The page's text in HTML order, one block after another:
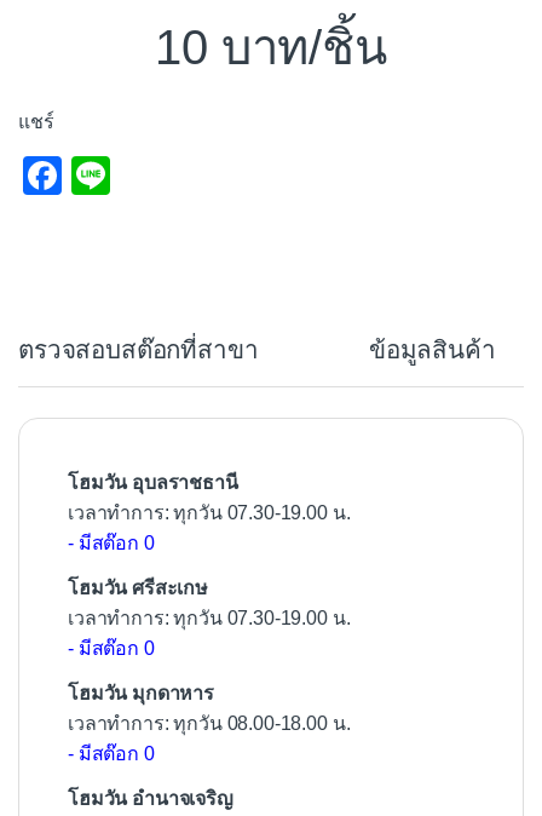
10 /ชิ้น
แชร์
F
o
o
ตรวจสอบสต๊อกที่สาขา ข้อมูลสินค้า
โฮมวัน อุบลราชธานี
เวลาทำการ: ทุกวัน 07.30-19.00 น.
- มีสต๊อก 0
โฮมวัน ศรีสะเกษ
เวลาทำการ: ทุกวัน 07.30-19.00 น.
- มีสต๊อก 0
โฮมวัน มุกดาหาร
เวลาทำการ: ทุกวัน 08.00-18.00 น.
- มีสต๊อก 0
โฮมวัน อำนาจเจริญ